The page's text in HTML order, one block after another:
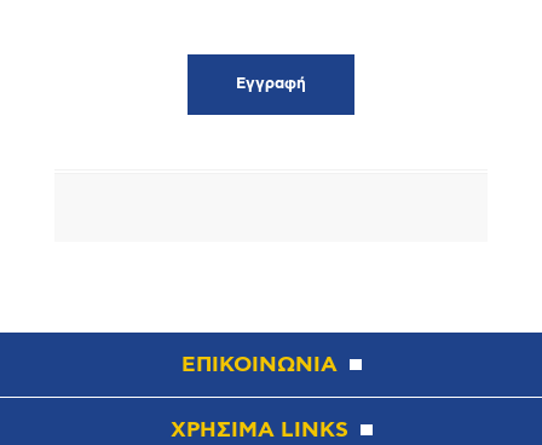
ΕΠΙΚΟΙΝΩΝΙΑ
ΧΡΗΣΙΜΑ LINKS